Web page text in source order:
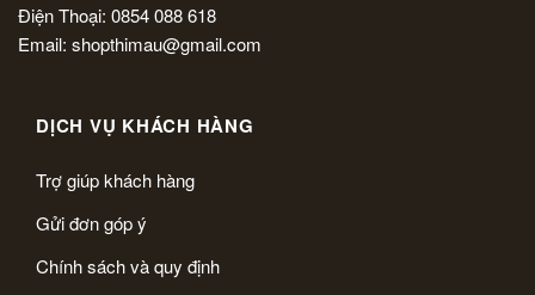
Điện Thoại: 0854 088 618
Email: shopthimau@gmail.com
DỊCH VỤ KHÁCH HÀNG
Trợ giúp khách hàng
Gửi đơn góp ý
Chính sách và quy định